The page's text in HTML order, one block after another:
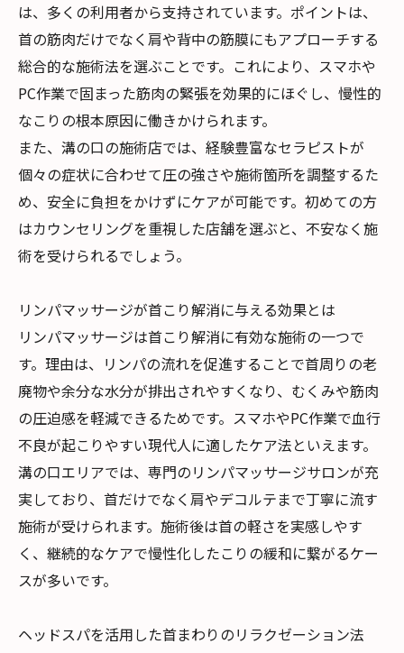
は、多くの利用者から支持されています。ポイントは、
首の筋肉だけでなく肩や背中の筋膜にもアプローチする
総合的な施術法を選ぶことです。これにより、スマホや
PC作業で固まった筋肉の緊張を効果的にほぐし、慢性的
なこりの根本原因に働きかけられます。
また、溝の口の施術店では、経験豊富なセラピストが
個々の症状に合わせて圧の強さや施術箇所を調整するた
め、安全に負担をかけずにケアが可能です。初めての方
はカウンセリングを重視した店舗を選ぶと、不安なく施
術を受けられるでしょう。
リンパマッサージが首こり解消に与える効果とは
リンパマッサージは首こり解消に有効な施術の一つで
す。理由は、リンパの流れを促進することで首周りの老
廃物や余分な水分が排出されやすくなり、むくみや筋肉
の圧迫感を軽減できるためです。スマホやPC作業で血行
不良が起こりやすい現代人に適したケア法といえます。
溝の口エリアでは、専門のリンパマッサージサロンが充
実しており、首だけでなく肩やデコルテまで丁寧に流す
施術が受けられます。施術後は首の軽さを実感しやす
く、継続的なケアで慢性化したこりの緩和に繋がるケー
スが多いです。
ヘッドスパを活用した首まわりのリラクゼーション法